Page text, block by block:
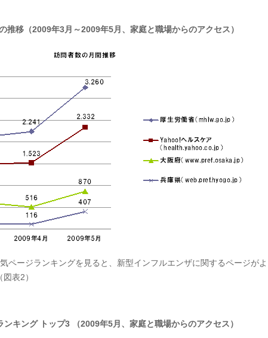
移（2009年3月～2009年5月、家庭と職場からのアクセス）
ページランキングを見ると、新型インフルエンザに関するページがよ
表2）
ンキング トップ3 （2009年5月、家庭と職場からのアクセス）